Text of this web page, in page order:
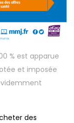
% est apparue
et imposée
des